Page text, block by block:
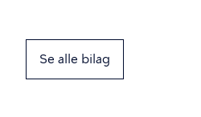
Se alle bilag